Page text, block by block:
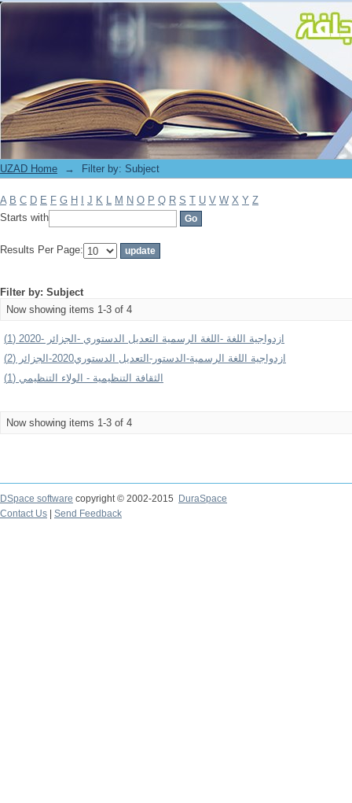
Filter by: Subject
UZAD Home → Filter by: Subject
A B C D E F G H J K L M N O P Q R S T U V W X Y Z
Starts with
Results Per Page:
Filter by: Subject
Now showing items 1-3 of 4
ازدواجية اللغة -اللغة الرسمية التعديل الدستوري -الجزائر -2020 (1)
ازدواجية اللغة الرسمية-الدستور-التعديل الدستوري2020-الجزائر (2)
الثقافة التنظيمية - الولاء التنظيمي (1)
Now showing items 1-3 of 4
DSpace software copyright © 2002-2015
DuraSpace
Contact Us
Send Feedback